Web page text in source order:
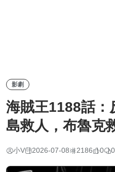
影劇
海賊王1188話：
島救人，布魯克
小V 2026-07-08 2186 0 0